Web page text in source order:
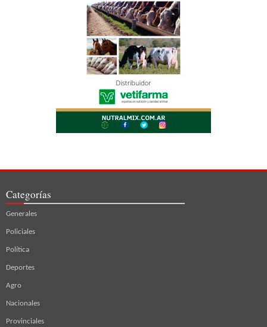
Categorías
Generales
Policiales
Política
Deportes
Agro
Nacionales
Provinciales